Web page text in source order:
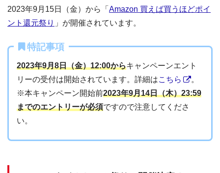
2023年9月15日（金）から「 Amazon 買えば買うほどポイ
ント還元祭り 」が開催されています。
特記事項
2023年9月8日（金）12:00からキャンペーンエント
リーの受付は開始されています。詳細はこちら
。
※本キャンペーン開始前2023年9月14日（木）23:59
までのエントリーが必須ですので注意してくださ
い。